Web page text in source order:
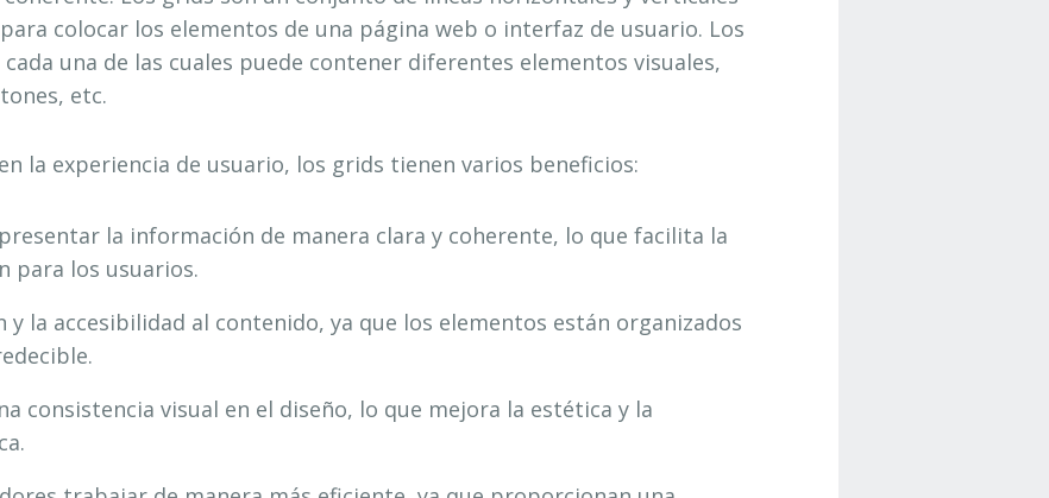
colocar los elementos de una página web o interfaz de usuario. Los
una de las cuales puede contener diferentes elementos visuales,
etc.
la experiencia de usuario, los grids tienen varios beneficios:
la información de manera clara y coherente, lo que facilita la
para los usuarios.
y la accesibilidad al contenido, ya que los elementos están organizados
consistencia visual en el diseño, lo que mejora la estética y la